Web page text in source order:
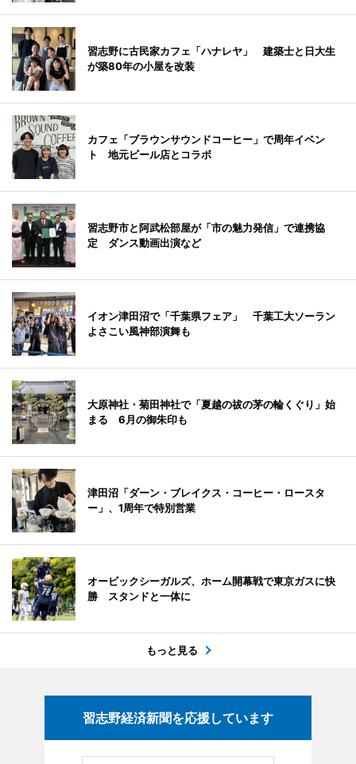
習志野に古民家カフェ「ハナレヤ」 建築士と日大生
が築80年の小屋を改装
カフェ「ブラウンサウンドコーヒー」で周年イベン
ト 地元ビール店とコラボ
習志野市と阿武松部屋が「市の魅力発信」で連携協
定 ダンス動画出演など
イオン津田沼で「千葉県フェア」 千葉工大ソーラン
よさこい風神部演舞も
大原神社・菊田神社で「夏越の祓の茅の輪くぐり」始
まる 6月の御朱印も
津田沼「ダーン・ブレイクス・コーヒー・ロースタ
ー」、1周年で特別営業
オービックシーガルズ、ホーム開幕戦で東京ガスに快
勝 スタンドと一体に
もっと見る
習志野経済新聞を応援しています